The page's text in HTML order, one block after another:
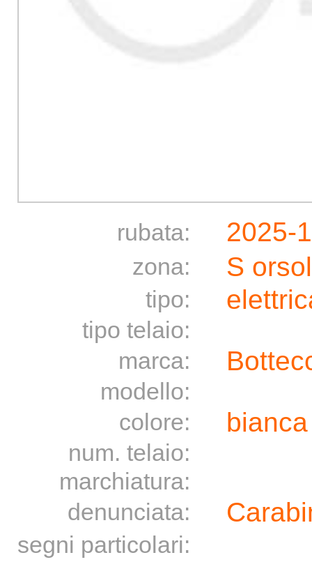
rubata: 2025-
zona: S
tipo:
tipo telaio:
marca:
modello:
colore:
num. telaio:
marchiatura:
denunciata:
segni particolari: